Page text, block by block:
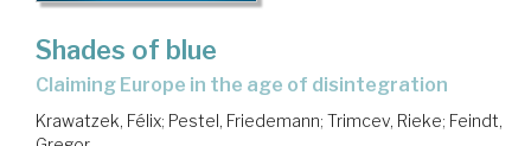
Shades of blue
claiming Europe in the age of disintegration
Krawatzek, Félix; Pestel, Friedemann; Trimcev, Rieke; Feindt,